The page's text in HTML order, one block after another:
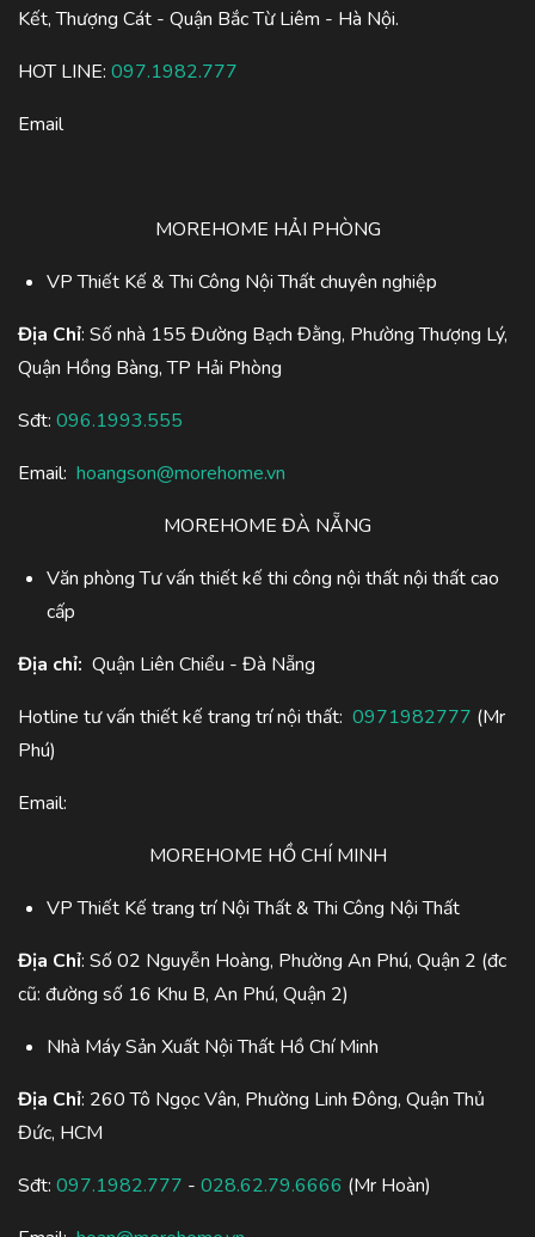
Kết, Thượng Cát - Quận Bắc Từ Liêm - Hà Nội.
HOT LINE: 097.1982.777
Email
MOREHOME HẢI PHÒNG
VP Thiết Kế & Thi Công Nội Thất chuyên nghiệp
Địa Chỉ: Số nhà 155 Đường Bạch Đằng, Phường Thượng Lý,
Quận Hồng Bàng, TP Hải Phòng
Sđt: 096.1993.555
Email: hoangson@morehome.vn
MOREHOME ĐÀ NẴNG
Văn phòng Tư vấn thiết kế thi công nội thất nội thất cao
cấp
Địa chỉ: Quận Liên Chiểu - Đà Nẵng
Hotline tư vấn thiết kế trang trí nội thất: 0971982777 (Mr
Phú)
Email:
MOREHOME HỒ CHÍ MINH
VP Thiết Kế trang trí Nội Thất & Thi Công Nội Thất
Địa Chỉ: Số 02 Nguyễn Hoàng, Phường An Phú, Quận 2 (đc
cũ: đường số 16 Khu B, An Phú, Quận 2)
Nhà Máy Sản Xuất Nội Thất Hồ Chí Minh
Địa Chỉ: 260 Tô Ngọc Vân, Phường Linh Đông, Quận Thủ
Đức, HCM
Sđt: 097.1982.777 - 028.62.79.6666 (Mr Hoàn)